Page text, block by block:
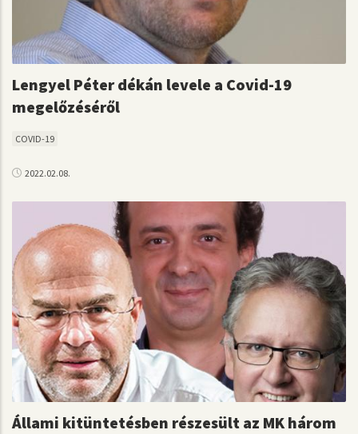
Lengyel Péter dékán levele a Covid-19
megelőzéséről
COVID-19
2022.02.08.
Állami kitüntetésben részesült az MK három